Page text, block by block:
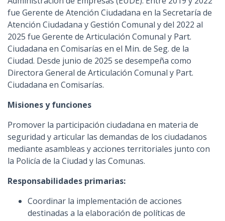
fue Gerente de Atención Ciudadana en la Secretaría de
Atención Ciudadana y Gestión Comunal y del 2022 al
2025 fue Gerente de Articulación Comunal y Part.
Ciudadana en Comisarías en el Min. de Seg. de la
Ciudad. Desde junio de 2025 se desempeña como
Directora General de Articulación Comunal y Part.
Ciudadana en Comisarías.
Misiones y funciones
Promover la participación ciudadana en materia de
seguridad y articular las demandas de los ciudadanos
mediante asambleas y acciones territoriales junto con
la Policía de la Ciudad y las Comunas.
Responsabilidades primarias:
Coordinar la implementación de acciones
destinadas a la elaboración de políticas de